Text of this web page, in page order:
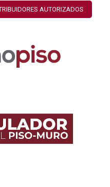
AUTORIZADOS